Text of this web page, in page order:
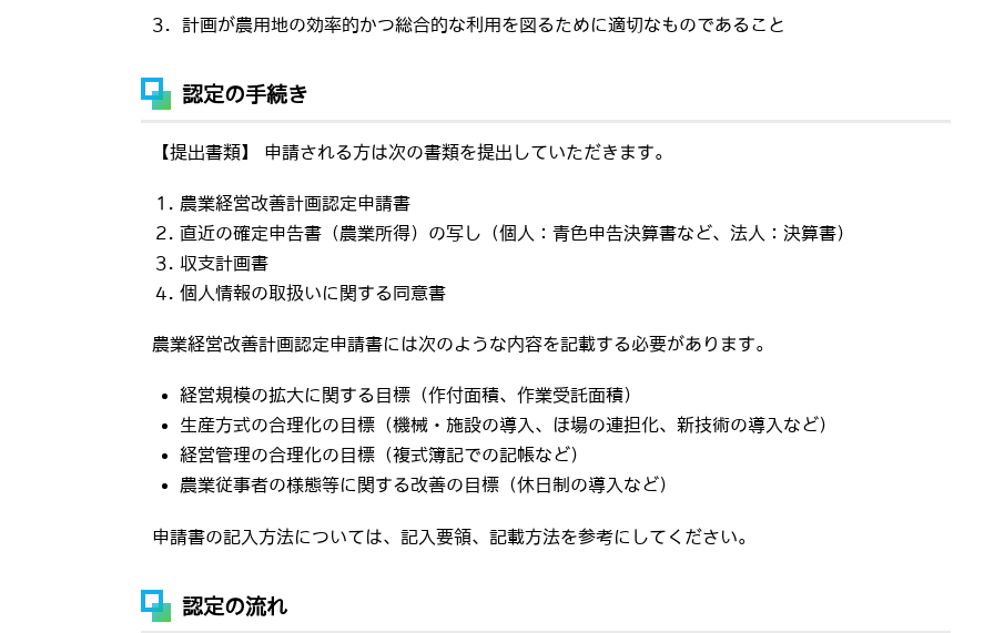
3．計画が農用地の効率的かつ総合的な利用を図るために適切なものであること
認定の手続き
【提出書類】 申請される方は次の書類を提出していただきます。
農業経営改善計画認定申請書
直近の確定申告書（農業所得）の写し（個人：青色申告決算書など、法人：決算書）
収支計画書
個人情報の取扱いに関する同意書
農業経営改善計画認定申請書には次のような内容を記載する必要があります。
経営規模の拡大に関する目標（作付面積、作業受託面積）
生産方式の合理化の目標（機械・施設の導入、ほ場の連担化、新技術の導入など）
経営管理の合理化の目標（複式簿記での記帳など）
農業従事者の様態等に関する改善の目標（休日制の導入など）
申請書の記入方法については、記入要領、記載方法を参考にしてください。
認定の流れ